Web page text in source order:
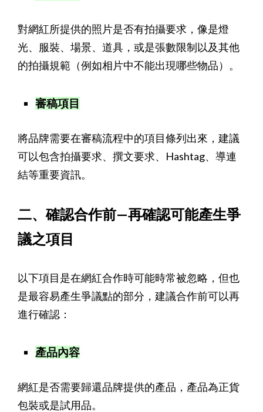
對網紅所提供的照片是否有拍攝要求，像是燈
光、服裝、場景、道具，或是張數限制以及其他
的拍攝規範（例如相片中不能出現哪些物品）。
審稿項目
將品牌需要在審稿流程中的項目條列出來，建議
可以包含拍攝要求、撰文要求、Hashtag、導連
結等重要資訊。
二、確認合作前—再確認可能產生爭
議之項目
以下項目是在網紅合作時可能時常被忽略，但也
是最容易產生爭議點的部分，建議合作前可以再
進行確認：
產品內容
網紅是否需要歸還品牌提供的產品，產品為正貨
包裝或是試用品。